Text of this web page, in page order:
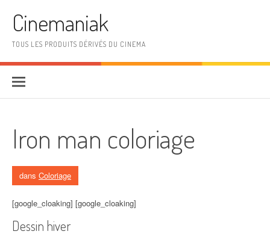
Cinemaniak
TOUS LES PRODUITS DÉRIVÉS DU CINEMA
Iron man coloriage
dans Coloriage
[google_cloaking] [google_cloaking]
Dessin hiver